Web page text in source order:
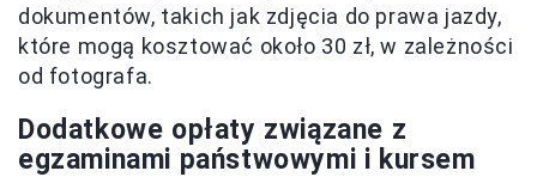
dokumentów, takich jak zdjęcia do prawa jazdy,
które mogą kosztować około 30 zł, w zależności
od fotografa.
Dodatkowe opłaty związane z
egzaminami państwowymi i kursem